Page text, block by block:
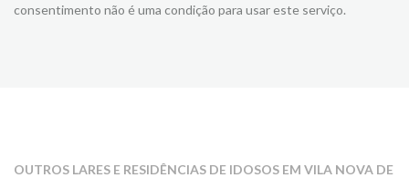
consentimento não é uma condição para usar este serviço.
OUTROS LARES E RESIDÊNCIAS DE IDOSOS EM VILA NOVA DE